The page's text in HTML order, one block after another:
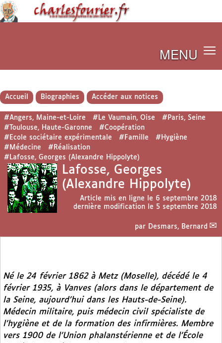
MENU
Accueil Biographies Accéder aux notices
#Angers, Maine-et-Loire #Le Vaumain, Oise
#Paris, Seine
#Toulouse, Haute-Garonne
#Coopération
#Ecole sociétaire expérimentale
#Famille
#Hygiène
#Médecine
#Réalisation
#Lafosse, Georges (Alexandre Hippolyte)
Lafosse, Georges
(Alexandre Hippolyte)
Article mis en ligne le 6 septembre 2018
dernière modification le 5 septembre 2018
par Desmars, Bernard
Né le 24 février 1862 à Metz (Moselle), décédé le 4
février 1935, à Vanves (alors dans le département de
la Seine, aujourd’hui dans les Hauts-de-Seine).
Médecin militaire, puis médecin civil spécialiste de
l’hygiène et de la formation des infirmières. Membre
vers 1900 de l’Union phalanstérienne et de l’École